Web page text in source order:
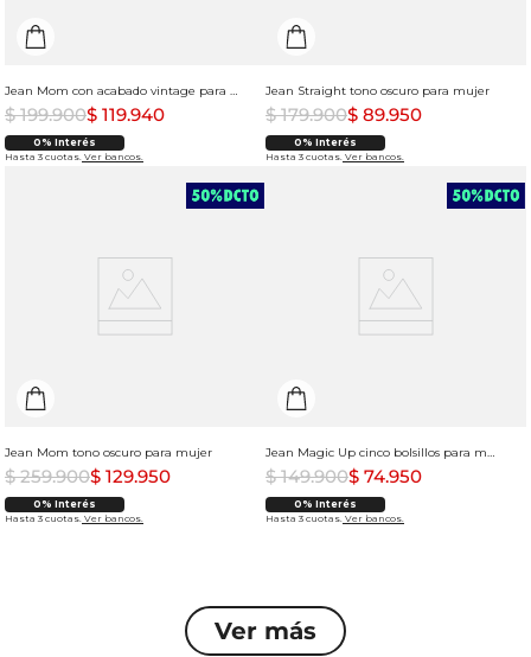
Jean Mom con acabado vintage para mujer
$ 199.900$ 119.940
0% Interés
Hasta 3 cuotas. Ver bancos.
Jean Straight tono oscuro para mujer
$ 179.900$ 89.950
0% Interés
Hasta 3 cuotas. Ver bancos.
Jean Mom tono oscuro para mujer
$ 259.900$ 129.950
0% Interés
Hasta 3 cuotas. Ver bancos.
Jean Magic Up cinco bolsillos para mujer
$ 149.900$ 74.950
0% Interés
Hasta 3 cuotas. Ver bancos.